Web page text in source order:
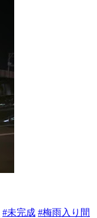
#未完成 #梅雨入り間